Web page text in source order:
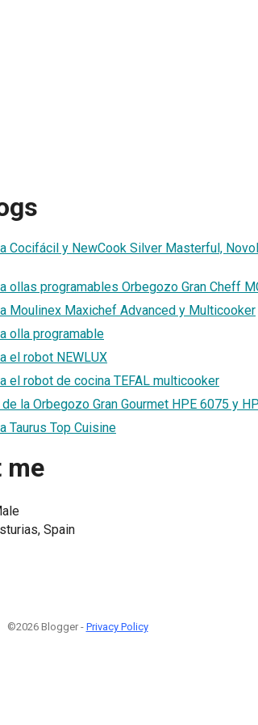
Cocifácil y NewCook Silver Masterful,
ollas programables Orbegozo Gran Cheff
Moulinex Maxichef Advanced y Multicooker
olla programable
el robot NEWLUX
el robot de cocina TEFAL multicooker
la Orbegozo Gran Gourmet HPE 6075 y
Taurus Top Cuisine
me
Spain
©2026 Blogger - Privacy Policy